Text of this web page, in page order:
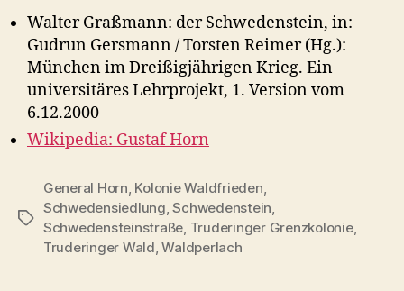
Walter Graßmann: der Schwedenstein, in:
Gudrun Gersmann / Torsten Reimer (Hg.):
München im Dreißigjährigen Krieg. Ein
universitäres Lehrprojekt, 1. Version vom
6.12.2000
Wikipedia: Gustaf Horn
Schlagwörter
General Horn, Kolonie Waldfrieden,
Schwedensiedlung,Schwedenstein,
Schwedensteinstraße, Truderinger Grenzkolonie,
Truderinger Wald,Waldperlach